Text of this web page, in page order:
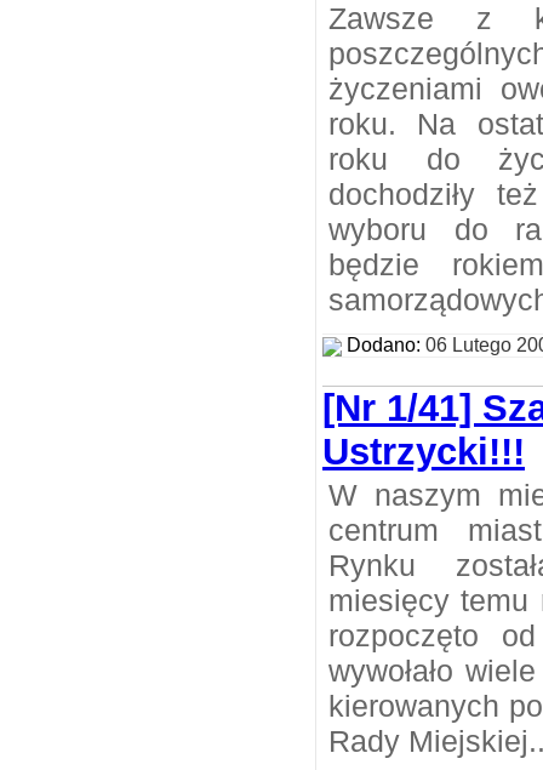
Zawsze z
życzeniami
roku. Na
roku do
dochodziły
wyboru do
będzie
Dodano: 06 Lutego
[Nr 1/41]
Ustrzycki!!!
W naszym
centrum
Rynku
miesięcy temu
rozpoczęto
wywołało
kierowanych
Rady